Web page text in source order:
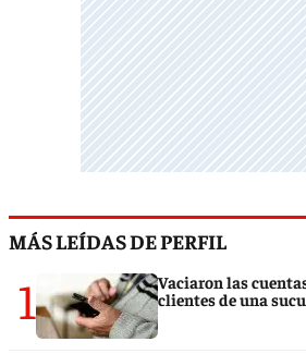
MÁS LEÍDAS DE PERFIL
1
Vaciaron las
clientes de una